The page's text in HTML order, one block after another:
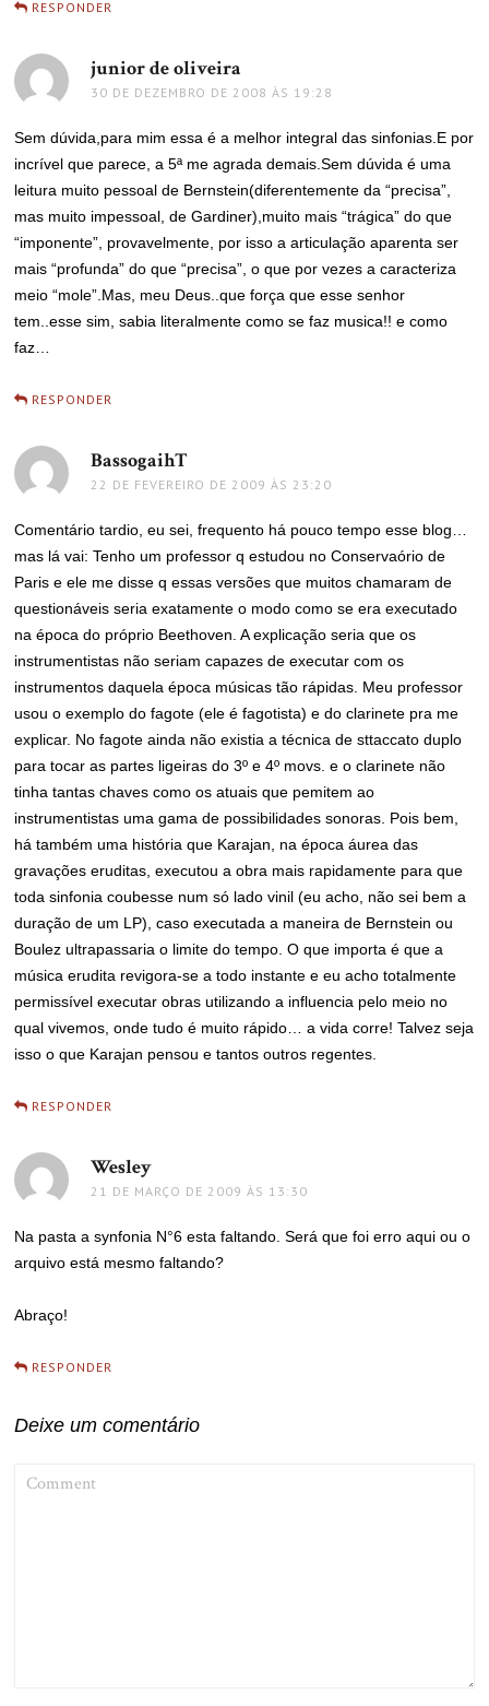
RESPONDER
junior de oliveira
30 DE DEZEMBRO DE 2008 ÀS 19:28
Sem dúvida,para mim essa é a melhor integral das sinfonias.E por
incrível que parece, a 5ª me agrada demais.Sem dúvida é uma
leitura muito pessoal de Bernstein(diferentemente da “precisa”,
mas muito impessoal, de Gardiner),muito mais “trágica” do que
“imponente”, provavelmente, por isso a articulação aparenta ser
mais “profunda” do que “precisa”, o que por vezes a caracteriza
meio “mole”.Mas, meu Deus..que força que esse senhor
tem..esse sim, sabia literalmente como se faz musica!! e como
faz…
RESPONDER
BassogaihT
22 DE FEVEREIRO DE 2009 ÀS 23:20
Comentário tardio, eu sei, frequento há pouco tempo esse blog…
mas lá vai: Tenho um professor q estudou no Conservaório de
Paris e ele me disse q essas versões que muitos chamaram de
questionáveis seria exatamente o modo como se era executado
na época do próprio Beethoven. A explicação seria que os
instrumentistas não seriam capazes de executar com os
instrumentos daquela época músicas tão rápidas. Meu professor
usou o exemplo do fagote (ele é fagotista) e do clarinete pra me
explicar. No fagote ainda não existia a técnica de sttaccato duplo
para tocar as partes ligeiras do 3º e 4º movs. e o clarinete não
tinha tantas chaves como os atuais que pemitem ao
instrumentistas uma gama de possibilidades sonoras. Pois bem,
há também uma história que Karajan, na época áurea das
gravações eruditas, executou a obra mais rapidamente para que
toda sinfonia coubesse num só lado vinil (eu acho, não sei bem a
duração de um LP), caso executada a maneira de Bernstein ou
Boulez ultrapassaria o limite do tempo. O que importa é que a
música erudita revigora-se a todo instante e eu acho totalmente
permissível executar obras utilizando a influencia pelo meio no
qual vivemos, onde tudo é muito rápido… a vida corre! Talvez seja
isso o que Karajan pensou e tantos outros regentes.
RESPONDER
Wesley
21 DE MARÇO DE 2009 ÀS 13:30
Na pasta a synfonia N°6 esta faltando. Será que foi erro aqui ou o
arquivo está mesmo faltando?
Abraço!
RESPONDER
Deixe um comentário